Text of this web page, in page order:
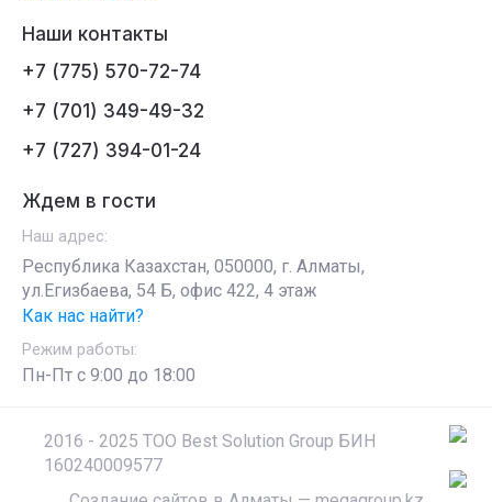
Наши контакты
+7 (775) 570-72-74
+7 (701) 349-49-32
+7 (727) 394-01-24
Ждем в гости
Наш адрес:
Республика Казахстан, 050000, г. Алматы,
ул.Егизбаева, 54 Б, офис 422, 4 этаж
Как нас найти?
Режим работы:
Пн-Пт c 9:00 до 18:00
2016 - 2025 ТОО Best Solution Group БИН
160240009577